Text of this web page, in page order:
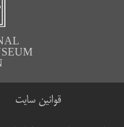
قوانین سایت